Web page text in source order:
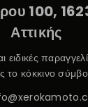
100,
Αττικής
ειδικές
το κόκκινο